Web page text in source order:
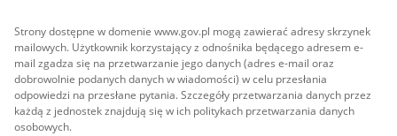
Strony dostępne w domenie www.gov.pl mogą zawierać adresy skrzynek
mailowych. Użytkownik korzystający z odnośnika będącego adresem e-
mail zgadza się na przetwarzanie jego danych (adres e-mail oraz
dobrowolnie podanych danych w wiadomości) w celu przesłania
odpowiedzi na przesłane pytania. Szczegóły przetwarzania danych przez
każdą z jednostek znajdują się w ich politykach przetwarzania danych
osobowych.